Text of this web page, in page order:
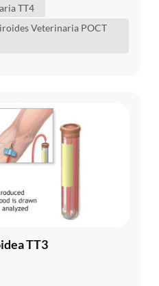
l...
TT4
Veterinaria POCT
TT3